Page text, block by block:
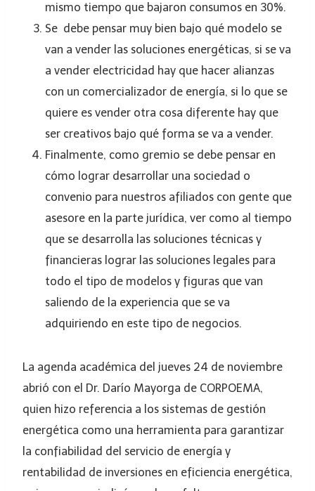
mismo tiempo que bajaron consumos en 30%.
Se debe pensar muy bien bajo qué modelo se
van a vender las soluciones energéticas, si se va
a vender electricidad hay que hacer alianzas
con un comercializador de energía, si lo que se
quiere es vender otra cosa diferente hay que
ser creativos bajo qué forma se va a vender.
Finalmente, como gremio se debe pensar en
cómo lograr desarrollar una sociedad o
convenio para nuestros afiliados con gente que
asesore en la parte jurídica, ver como al tiempo
que se desarrolla las soluciones técnicas y
financieras lograr las soluciones legales para
todo el tipo de modelos y figuras que van
saliendo de la experiencia que se va
adquiriendo en este tipo de negocios.
La agenda académica del jueves 24 de noviembre
abrió con el Dr. Darío Mayorga de CORPOEMA,
quien hizo referencia a los sistemas de gestión
energética como una herramienta para garantizar
la confiabilidad del servicio de energía y
rentabilidad de inversiones en eficiencia energética,